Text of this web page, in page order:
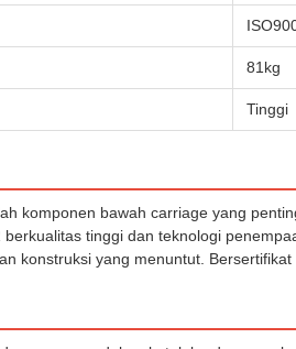
81kg
Tinggi
komponen bawah carriage yang
tinggi dan teknologi
konstruksi yang menuntut.